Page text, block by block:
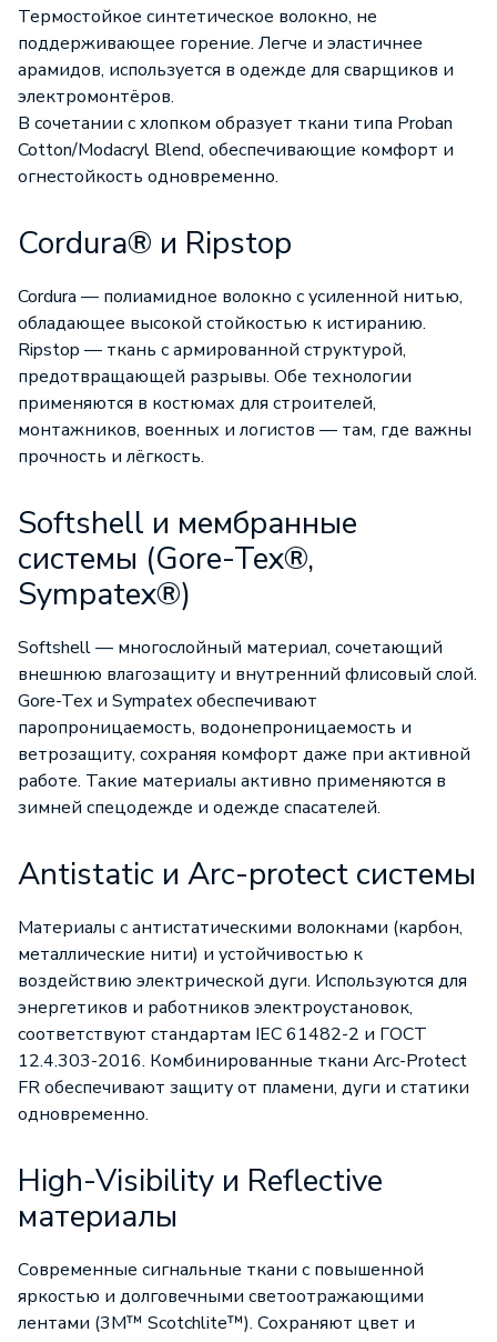
Термостойкое синтетическое волокно, не
поддерживающее горение. Легче и эластичнее
арамидов, используется в одежде для сварщиков и
электромонтёров.
В сочетании с хлопком образует ткани типа Proban
Cotton/Modacryl Blend, обеспечивающие комфорт и
огнестойкость одновременно.
Cordura® и Ripstop
Cordura — полиамидное волокно с усиленной нитью,
обладающее высокой стойкостью к истиранию.
Ripstop — ткань с армированной структурой,
предотвращающей разрывы. Обе технологии
применяются в костюмах для строителей,
монтажников, военных и логистов — там, где важны
прочность и лёгкость.
Softshell и мембранные
системы (Gore-Tex®,
Sympatex®)
Softshell — многослойный материал, сочетающий
внешнюю влагозащиту и внутренний флисовый слой.
Gore-Tex и Sympatex обеспечивают
паропроницаемость, водонепроницаемость и
ветрозащиту, сохраняя комфорт даже при активной
работе. Такие материалы активно применяются в
зимней спецодежде и одежде спасателей.
Antistatic и Arc-protect системы
Материалы с антистатическими волокнами (карбон,
металлические нити) и устойчивостью к
воздействию электрической дуги. Используются для
энергетиков и работников электроустановок,
соответствуют стандартам IEC 61482-2 и ГОСТ
12.4.303-2016. Комбинированные ткани Arc-Protect
FR обеспечивают защиту от пламени, дуги и статики
одновременно.
High-Visibility и Reflective
материалы
Современные сигнальные ткани с повышенной
яркостью и долговечными светоотражающими
лентами (3M™ Scotchlite™). Сохраняют цвет и